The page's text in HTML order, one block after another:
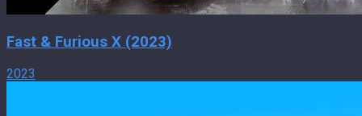
Fast & Furious X (2023)
2023